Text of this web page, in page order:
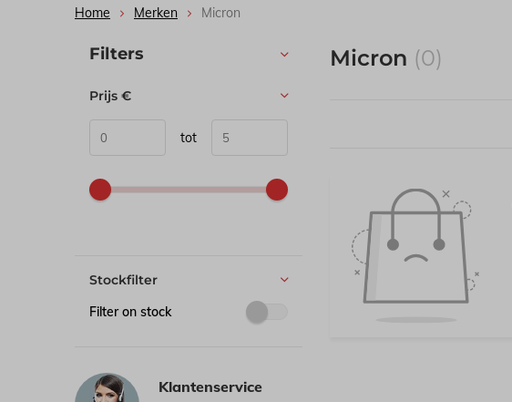
Home Merken Micron
Micron (0)
Sorteren op:
Filters
Prijs €
tot
Stockfilter
Filter on stock
Klantenservice